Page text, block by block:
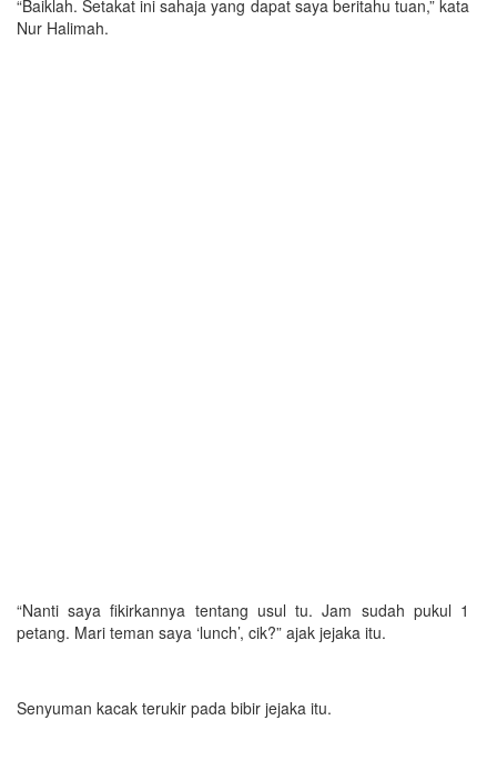
“Baiklah. Setakat ini sahaja yang dapat saya beritahu tuan,” kata
Nur Halimah.
“Nanti saya fikirkannya tentang usul tu. Jam sudah pukul 1
petang. Mari teman saya ‘lunch’, cik?” ajak jejaka itu.
Senyuman kacak terukir pada bibir jejaka itu.